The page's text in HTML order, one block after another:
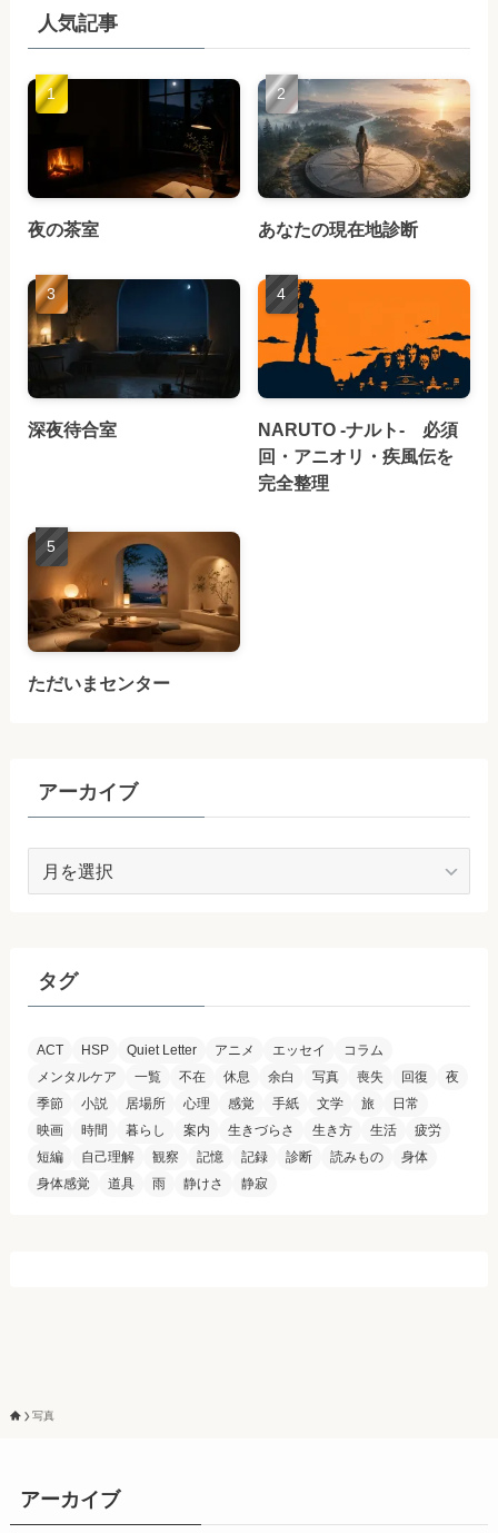
人気記事
夜の茶室 あなたの現在地診断
深夜待合室
NARUTO -ナルト- 必須
回・アニオリ・疾風伝を
完全整理
ただいまセンター
アーカイブ
タグ
ACT HSP Quiet Letter アニメ エッセイ
コラム
メンタルケア
一覧 不在 休息 余白 写真 喪失 回復
夜
季節
小説 居場所 心理 感覚 手紙 文学 旅
日常
映画
時間 暮らし 案内 生きづらさ 生き方 生活
疲労
短編
自己理解 観察 記憶 記録 診断 読みもの
身体
身体感覚
道具 雨 静けさ 静寂
写真
アーカイブ